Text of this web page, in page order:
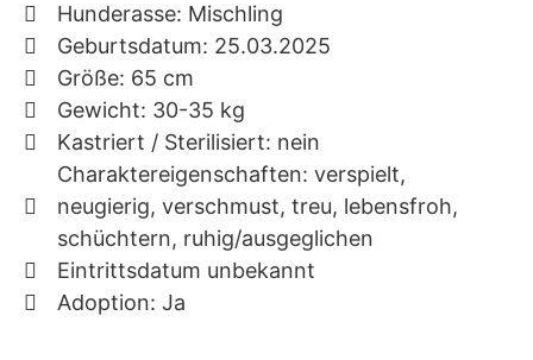
Hunderasse: Mischling
Geburtsdatum: 25.03.2025
Größe: 65 cm
Gewicht: 30-35 kg
Kastriert / Sterilisiert: nein
Charaktereigenschaften: verspielt,
neugierig, verschmust, treu, lebensfroh,
schüchtern, ruhig/ausgeglichen
Eintrittsdatum unbekannt
Adoption: Ja